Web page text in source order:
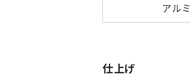
アルミ
仕上げ